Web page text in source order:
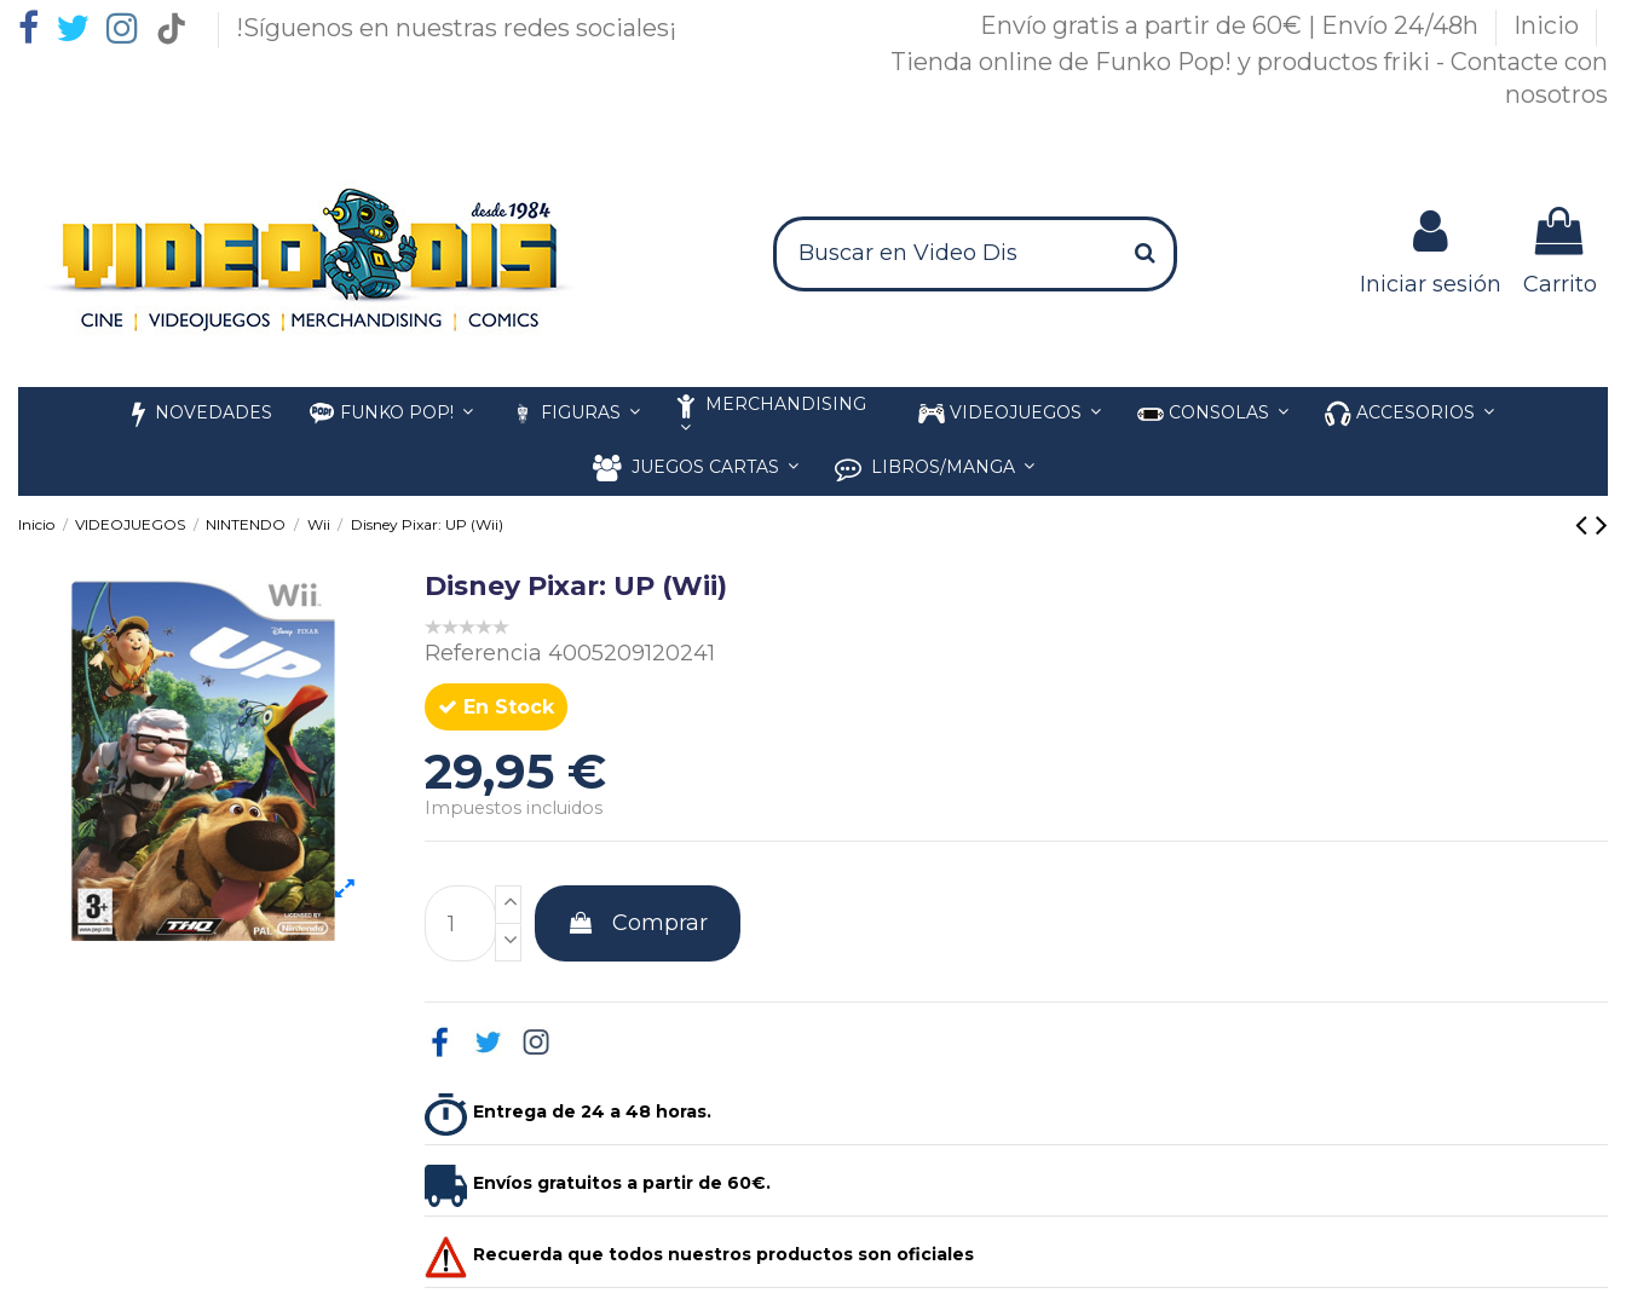
!Síguenos en nuestras redes sociales¡ Envío gratis a partir de 60€ | Envío 24/48h
Inicio
Tienda online de Funko Pop! y productos friki - Contacte con
nosotros
Iniciar sesión Carrito
NOVEDADES FUNKO POP! FIGURAS MERCHANDISING VIDEOJUEGOS CONSOLAS ACCESORIOS
JUEGOS CARTAS LIBROS/MANGA
Inicio VIDEOJUEGOS NINTENDO Wii Disney Pixar: UP (Wii)
Disney Pixar: UP (Wii)
Referencia 4005209120241
En Stock
29,95 €
Impuestos incluidos
Comprar
Entrega de 24 a 48 horas.
Envíos gratuitos a partir de 60€.
Recuerda que todos nuestros productos son oficiales